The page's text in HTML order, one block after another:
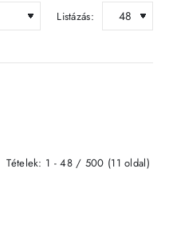
Listázás:
Tételek: 1 - 48 / 500 (11 oldal)